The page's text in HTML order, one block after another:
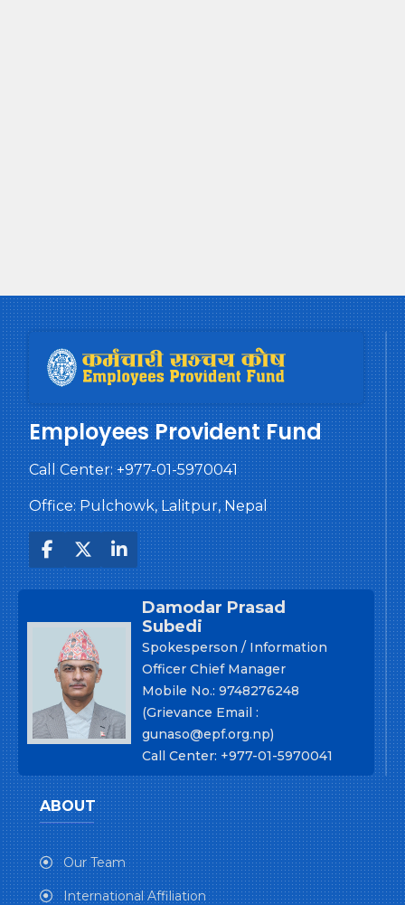
Employees Provident Fund
Call Center:+977-01-5970041
Office: Pulchowk, Lalitpur, Nepal
Damodar Prasad
Subedi
Spokesperson / Information
Officer Chief Manager
Mobile No.: 9748276248
(Grievance Email :
gunaso@epf.org.np)
Call Center: +977-01-5970041
ABOUT
Our Team
International Affiliation